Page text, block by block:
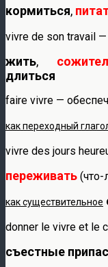
кормиться,
vivre de son travail
жить,
длиться
faire vivre —
как переходный
vivre des jours
переживать (что-
как существительное
donner le vivre et le
съестные